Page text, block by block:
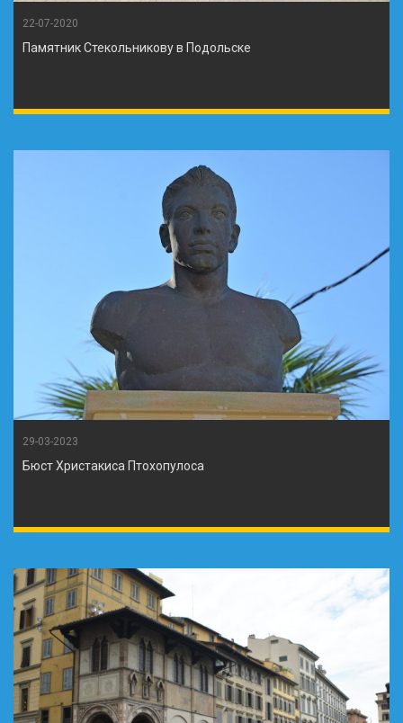
22-07-2020
Памятник Стекольникову в Подольске
29-03-2023
Бюст Христакиса Птохопулоса